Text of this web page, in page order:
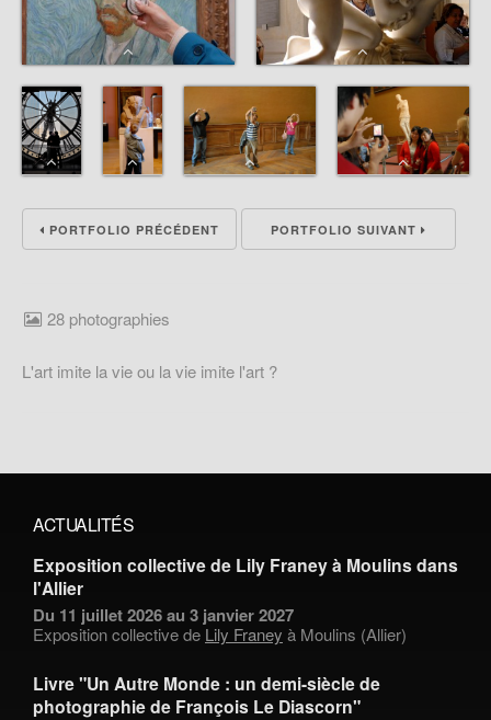
PORTFOLIO PRÉCÉDENT PORTFOLIO SUIVANT
28 photographies
L'art imite la vie ou la vie imite l'art ?
ACTUALITÉS
Exposition collective de Lily Franey à Moulins dans
l'Allier
Du 11 juillet 2026 au 3 janvier 2027
Exposition collective de Lily Franey à Moulins (Allier)
Livre "Un Autre Monde : un demi-siècle de
photographie de François Le Diascorn"